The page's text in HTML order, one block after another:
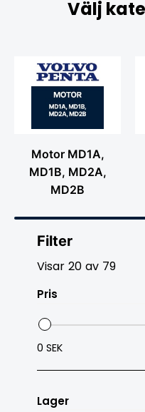
Välj
Motor MD1A,
MD1B, MD2A,
MD2B
Filter
Visar 20 av 79
Pris
0 SEK
Lager